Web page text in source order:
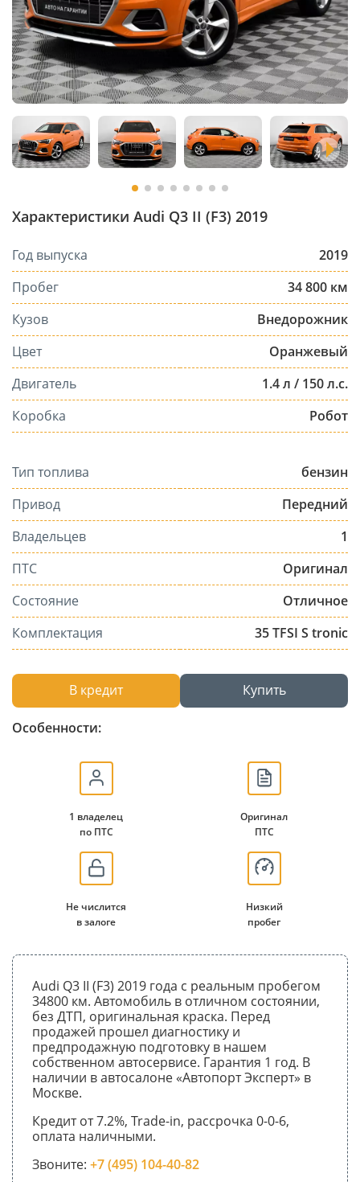
Характеристики Audi Q3 II (F3) 2019
Год выпуска
2019
Пробег
34 800 км
Кузов
Внедорожник
Цвет
Оранжевый
Двигатель
1.4 л / 150 л.с.
Коробка
Робот
Тип топлива
бензин
Привод
Передний
Владельцев
1
ПТС
Оригинал
Состояние
Отличное
Комплектация
35 TFSI S tronic
В кредит Купить
Особенности:
1 владелец
по ПТС
Оригинал
ПТС
Не числится
в залоге
Низкий
пробег
Audi Q3 II (F3) 2019 года с реальным пробегом
34800 км. Автомобиль в отличном состоянии,
без ДТП, оригинальная краска. Перед
продажей прошел диагностику и
предпродажную подготовку в нашем
собственном автосервисе. Гарантия 1 год. В
наличии в автосалоне «Автопорт Эксперт» в
Москве.
Кредит от 7.2%, Trade-in, рассрочка 0-0-6,
оплата наличными.
Звоните: +7 (495) 104-40-82